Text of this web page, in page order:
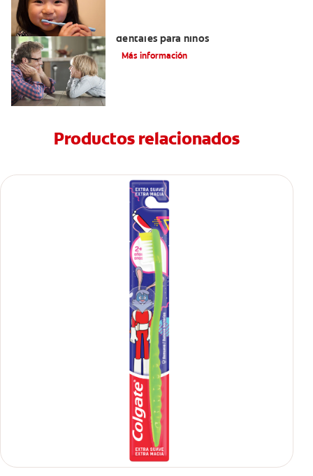
dentales para niños
Más información
Productos relacionados